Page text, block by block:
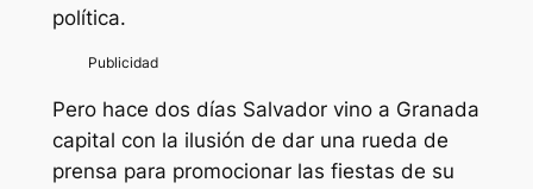
política.
Pero hace dos días Salvador vino a Granada
capital con la ilusión de dar una rueda de
prensa para promocionar las fiestas de su